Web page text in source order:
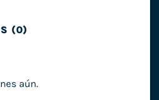
(0)
aún.